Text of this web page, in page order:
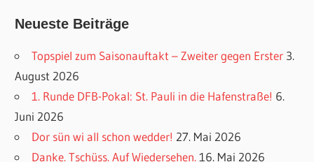
Neueste Beiträge
Topspiel zum Saisonauftakt – Zweiter gegen Erster 3.
August 2026
1. Runde DFB-Pokal: St. Pauli in die Hafenstraße! 6.
Juni 2026
Dor sün wi all schon wedder! 27. Mai 2026
Danke. Tschüss. Auf Wiedersehen. 16. Mai 2026